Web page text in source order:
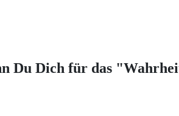
Du Dich für das